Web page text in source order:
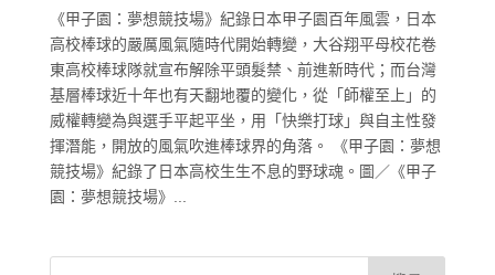
《甲子園：夢想競技場》紀錄日本甲子園百年風雲，日本
高校棒球的嚴厲風氣隨時代開始轉變，大谷翔平母校花卷
東高校棒球隊就宣布解除平頭髮禁、前進新時代；而台灣
基層棒球近十年也有天翻地覆的變化，從「師權至上」的
威權轉變為與選手平起平坐，用「快樂打球」與自主性發
揮潛能，開放的風氣吹進棒球界的角落。 《甲子園：夢想
競技場》紀錄了日本高校生生不息的野球魂。圖／《甲子
園：夢想競技場》...